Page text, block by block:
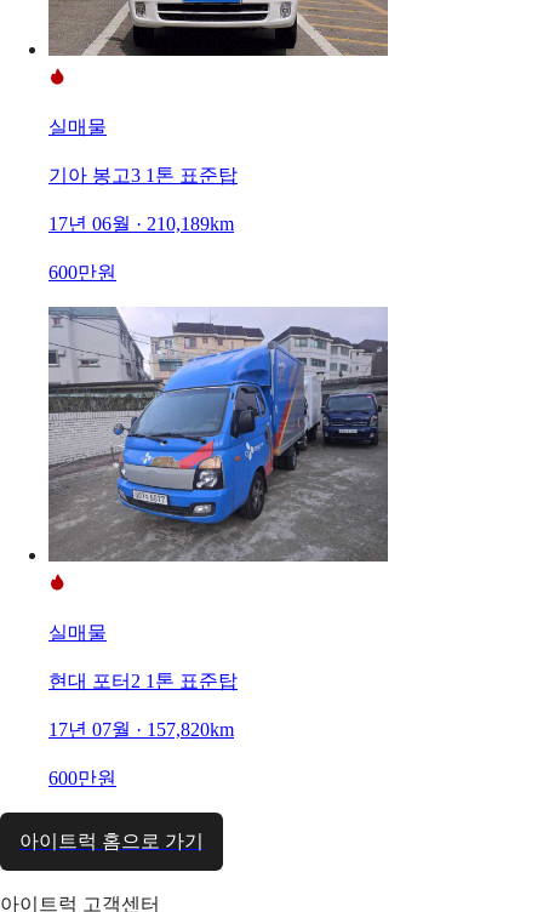
실매물
기아 봉고3 1톤 표준탑
17년 06월 · 210,189km
600만원
실매물
현대 포터2 1톤 표준탑
17년 07월 · 157,820km
600만원
아이트럭 홈으로 가기
아이트럭 고객센터